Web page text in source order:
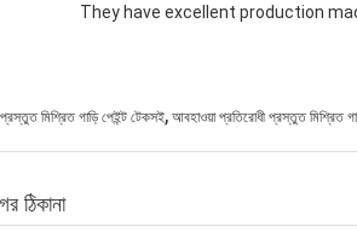
They have excellent production
প্রস্তুত মিশ্রিত গাড়ি পেইন্ট টেকসই, আবহাওয়া প্রতিরোধী প্রস্তুত মিশ্রিত
ঠিকানা